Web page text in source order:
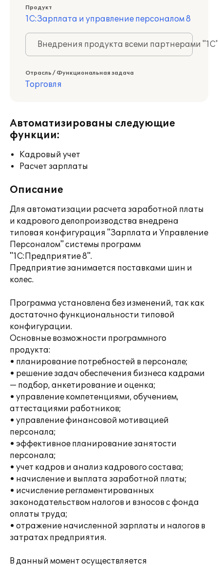
Продукт
1С:Зарплата и управление персоналом 8
Внедрения продукта всеми партнерами
Отрасль / Функциональная задача
Торговля
Автоматизированы следующие
функции:
Кадровый учет
Расчет зарплаты
Описание
Для автоматизации расчета заработной платы
и кадрового делопроизводства внедрена
типовая конфигурация "Зарплата и Управление
Персоналом" системы программ
"1С:Предприятие 8".
Предприятие занимается поставками шин и
колес.
Программа установлена без изменений, так как
достаточно функциональности типовой
конфигурации.
Основные возможности программного
продукта:
• планирование потребностей в персонале;
• решение задач обеспечения бизнеса кадрами
— подбор, анкетирование и оценка;
• управление компетенциями, обучением,
аттестациями работников;
• управление финансовой мотивацией
персонала;
• эффективное планирование занятости
персонала;
• учет кадров и анализ кадрового состава;
• начисление и выплата заработной платы;
• исчисление регламентированных
законодательством налогов и взносов с фонда
оплаты труда;
• отражение начисленной зарплаты и налогов в
затратах предприятия.
В данный момент осуществляется